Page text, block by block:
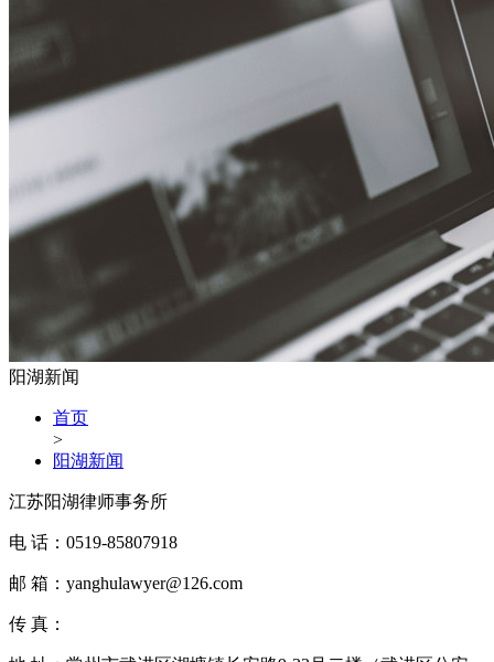
阳湖新闻
首页
>
阳湖新闻
江苏阳湖律师事务所
电 话： 0519-85807918
邮 箱： yanghulawyer@126.com
传 真：